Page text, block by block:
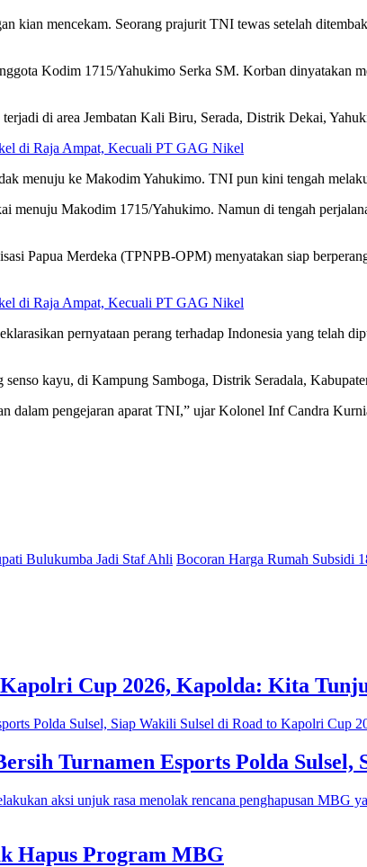
kian mencekam. Seorang prajurit TNI tewas setelah
Kodim 1715/Yahukimo Serka SM. Korban dinyatakan
di area Jembatan Kali Biru, Serada, Distrik Dekai,
di Raja Ampat, Kecuali PT GAG Nikel
menuju ke Makodim Yahukimo. TNI pun kini tengah
menuju Makodim 1715/Yahukimo. Namun di tengah
Papua Merdeka (TPNPB-OPM) menyatakan siap
di Raja Ampat, Kecuali PT GAG Nikel
pernyataan perang terhadap Indonesia yang telah
kayu, di Kampung Samboga, Distrik Seradala,
dalam pengejaran aparat TNI,” ujar Kolonel Inf Candra
Bulukumba Jadi Staf Ahli Bocoran Harga Rumah Subsidi
Cup 2026, Kapolda: Kita
Turnamen Esports Polda
Hapus Program MBG